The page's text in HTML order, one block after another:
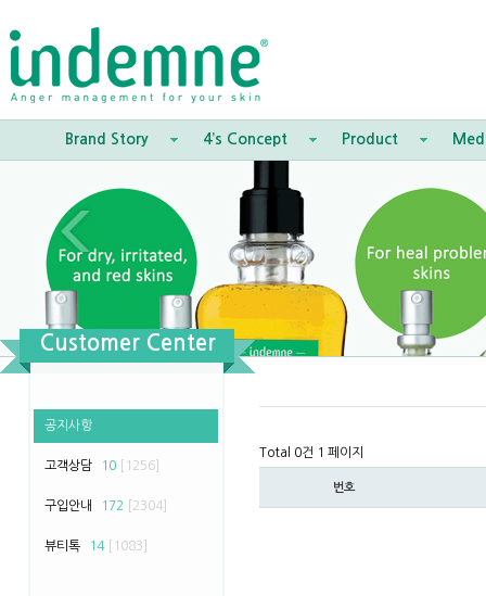
Brand Story 4’s Concept Product
Customer Center
공지사항
고객상담 10 [1256]
구입안내 172 [2304]
뷰티톡 14 [1083]
Total 0건 1 페이지
번호